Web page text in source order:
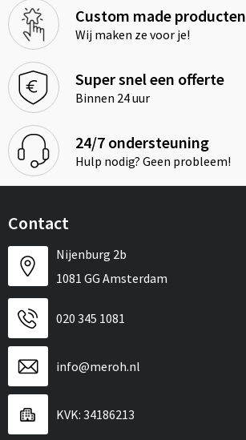
Custom made producten
Wij maken ze voor je!
Super snel een offerte
Binnen 24 uur
24/7 ondersteuning
Hulp nodig? Geen probleem!
Contact
Nijenburg 2b
1081 GG Amsterdam
020 345 1081
info@meroh.nl
KVK: 34186213